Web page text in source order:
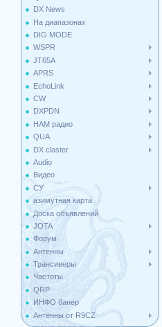
DX News
На диапазонах
DIG MODE
WSPR
JT65A
APRS
EchoLink
CW
DXPDN
HAM радио
QUA
DX claster
Audio
Видео
СУ
азимутная карта
Доска объявлений
JOTA
Форум
Антенны
Трансиверы
Частоты
QRP
ИНФО банер
Антенны от R9CZ